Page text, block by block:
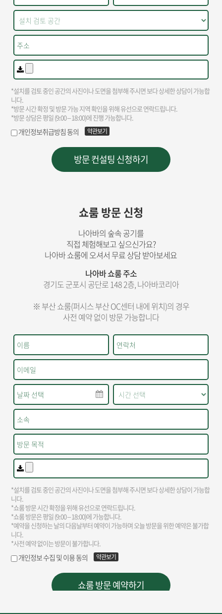
쇼룸 방문 신청
나아바의 숲속 공기를
직접 체험해보고 싶으신가요?
나아바 쇼룸에 오셔서 무료 상담 받아보세요
나아바 쇼룸 주소
경기도 군포시 공단로 148 2층, 나아바코리아
※ 부산 쇼룸(퍼시스 부산 OC센터 내에 위치)의 경우
사전 예약 없이 방문 가능합니다